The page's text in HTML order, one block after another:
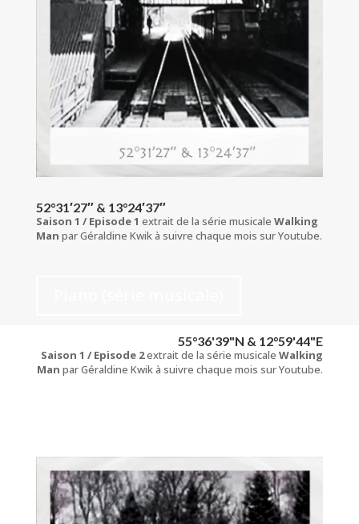
52°31′27″ & 13°24′37″
Saison 1 / Episode 1 extrait de la série musicale Walking
Man par Géraldine Kwik à suivre chaque mois sur Youtube.
55°36'39"N & 12°59'44"E
Saison 1 / Episode 2extrait de la série musicaleWalking
Man par Géraldine Kwik à suivre chaque mois sur Youtube.